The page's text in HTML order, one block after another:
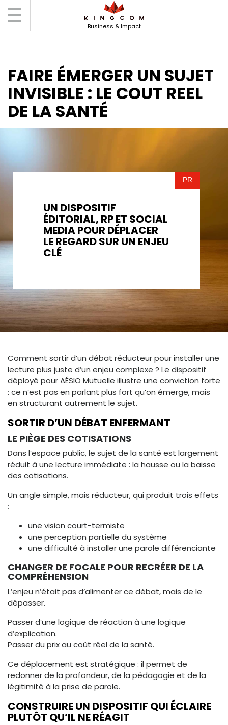
Business & Impact
Accueil
Faire émerger un sujet
invisible : Le cout reel de la santé
FAIRE ÉMERGER UN SUJET
INVISIBLE : LE COUT REEL
DE LA SANTÉ
UN DISPOSITIF
ÉDITORIAL, RP ET SOCIAL
MEDIA POUR DÉPLACER
LE REGARD SUR UN ENJEU
CLÉ
PR
Comment sortir d’un débat réducteur pour installer une
lecture plus juste d’un enjeu complexe ? Le dispositif
déployé pour AÉSIO Mutuelle illustre une conviction forte
: ce n’est pas en parlant plus fort qu’on émerge, mais
en structurant autrement le sujet.
SORTIR D’UN DÉBAT ENFERMANT
LE PIÈGE DES COTISATIONS
Dans l’espace public, le sujet de la santé est largement
réduit à une lecture immédiate : la hausse ou la baisse
des cotisations.
Un angle simple, mais réducteur, qui produit trois effets
:
une vision court-termiste
une perception partielle du système
une difficulté à installer une parole différenciante
CHANGER DE FOCALE POUR RECRÉER DE LA
COMPRÉHENSION
L’enjeu n’était pas d’alimenter ce débat, mais de le
dépasser.
Passer d’une logique de réaction à une logique
d’explication.
Passer du prix au coût réel de la santé.
Ce déplacement est stratégique : il permet de
redonner de la profondeur, de la pédagogie et de la
légitimité à la prise de parole.
CONSTRUIRE UN DISPOSITIF QUI ÉCLAIRE
PLUTÔT QU’IL NE RÉAGIT